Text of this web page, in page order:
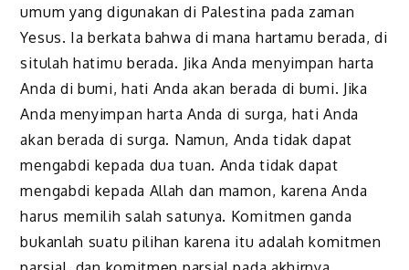
umum yang digunakan di Palestina pada zaman
Yesus. Ia berkata bahwa di mana hartamu berada, di
situlah hatimu berada. Jika Anda menyimpan harta
Anda di bumi, hati Anda akan berada di bumi. Jika
Anda menyim­pan harta Anda di surga, hati Anda
akan berada di surga. Namun, Anda tidak dapat
mengabdi kepada dua tuan. Anda tidak dapat
mengabdi kepada Allah dan mamon, karena Anda
harus memilih salah satunya. Komitmen ganda
bukanlah suatu pilihan karena itu adalah komitmen